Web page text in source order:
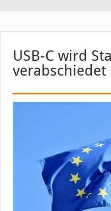
USB-C wird
verabschiedet